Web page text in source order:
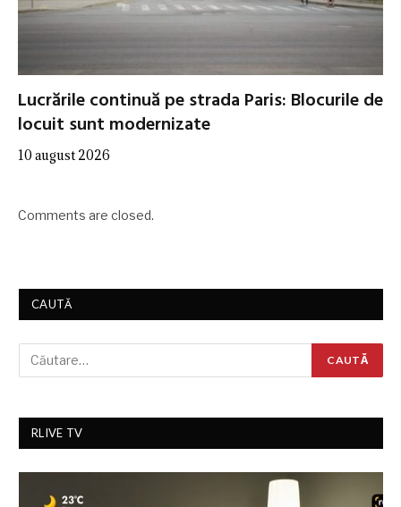
Lucrările continuă pe strada Paris: Blocurile de
locuit sunt modernizate
10 august 2026
Comments are closed.
CAUTĂ
RLIVE TV